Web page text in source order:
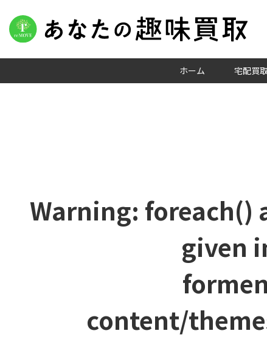
ホーム 宅配買
Warning: foreach()
given
content/